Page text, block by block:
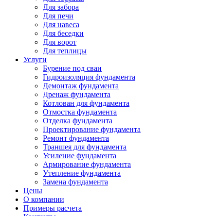
Для забора
Для печи
Для навеса
Для беседки
Для ворот
Для теплицы
Услуги
Бурение под сваи
Гидроизоляция фундамента
Демонтаж фундамента
Дренаж фундамента
Котлован для фундамента
Отмостка фундамента
Отделка фундамента
Проектирование фундамента
Ремонт фундамента
Траншея для фундамента
Усиление фундамента
Армирование фундамента
Утепление фундамента
Замена фундамента
Цены
О компании
Примеры расчета